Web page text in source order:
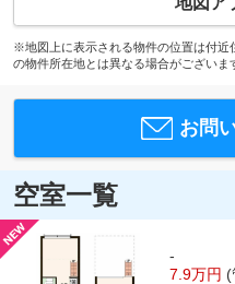
※地図上に表示される物件の位置は付近
の物件所在地とは異なる場合がございま
お問
空室一覧
-
7.9万円 (